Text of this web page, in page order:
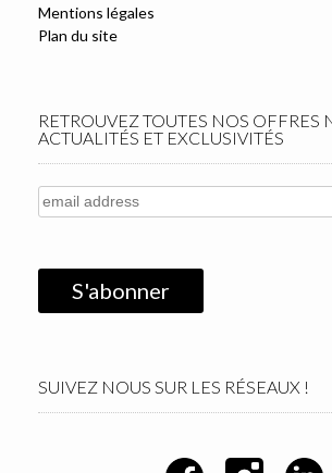
Mentions légales
Plan du site
RETROUVEZ TOUTES NOS OFFRES
ACTUALITÉS ET EXCLUSIVITÉS
SUIVEZ NOUS SUR LES RÉSEAUX !